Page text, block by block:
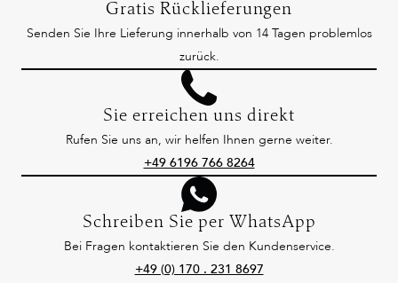
Gratis Rücklieferungen
Senden Sie Ihre Lieferung innerhalb von 14 Tagen problemlos
zurück.
Sie erreichen uns direkt
Rufen Sie uns an, wir helfen Ihnen gerne weiter.
+49 6196 766 8264
Schreiben Sie per WhatsApp
Bei Fragen kontaktieren Sie den Kundenservice.
+49 (0) 170 . 231 8697